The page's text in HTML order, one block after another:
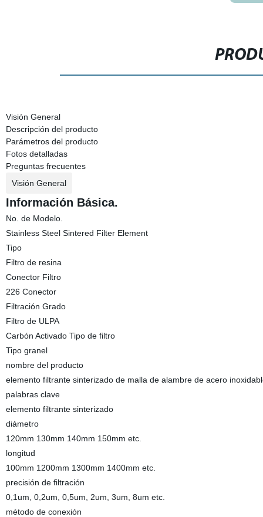
Visión General
Descripción del producto
Parámetros del producto
Fotos detalladas
Preguntas frecuentes
Visión General
Información Básica.
No. de Modelo.
Stainless Steel Sintered Filter Element
Tipo
Filtro de resina
Conector Filtro
226 Conector
Filtración Grado
Filtro de ULPA
Carbón Activado Tipo de filtro
Tipo granel
nombre del producto
elemento filtrante sinterizado de malla de alambre de acero
palabras clave
elemento filtrante sinterizado
diámetro
120mm 130mm 140mm 150mm etc.
longitud
100mm 1200mm 1300mm 1400mm etc.
precisión de filtración
0,1um, 0,2um, 0,5um, 2um, 3um, 8um etc.
método de conexión